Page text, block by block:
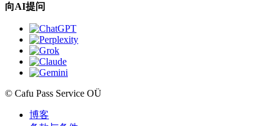
向AI提问
© Cafu Pass Service OÜ
博客